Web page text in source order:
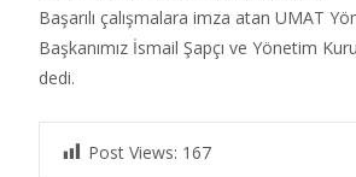
Başarılı çalışmalara imza atan UMAT
Başkanımız İsmail Şapçı ve Yönetim
dedi.
Post Views: 167